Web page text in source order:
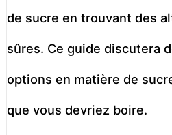
de sucre en trouvant des
sûres. Ce guide discutera
options en matière de
que vous devriez boire.